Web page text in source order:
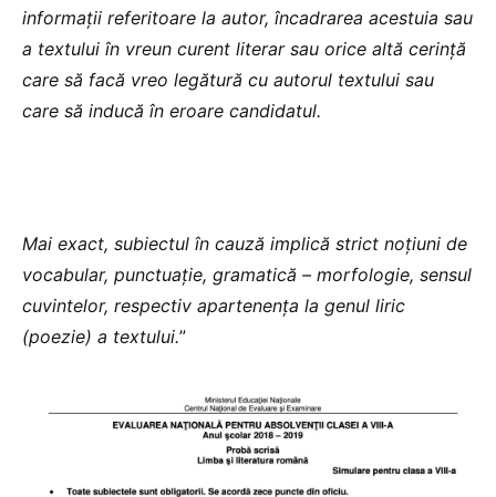
informații referitoare la autor, încadrarea acestuia sau
a textului în vreun curent literar sau orice altă cerință
care să facă vreo legătură cu autorul textului sau
care să inducă în eroare candidatul.
Mai exact, subiectul în cauză implică strict noțiuni de
vocabular, punctuație, gramatică – morfologie, sensul
cuvintelor, respectiv apartenența la genul liric
(poezie) a textului.”